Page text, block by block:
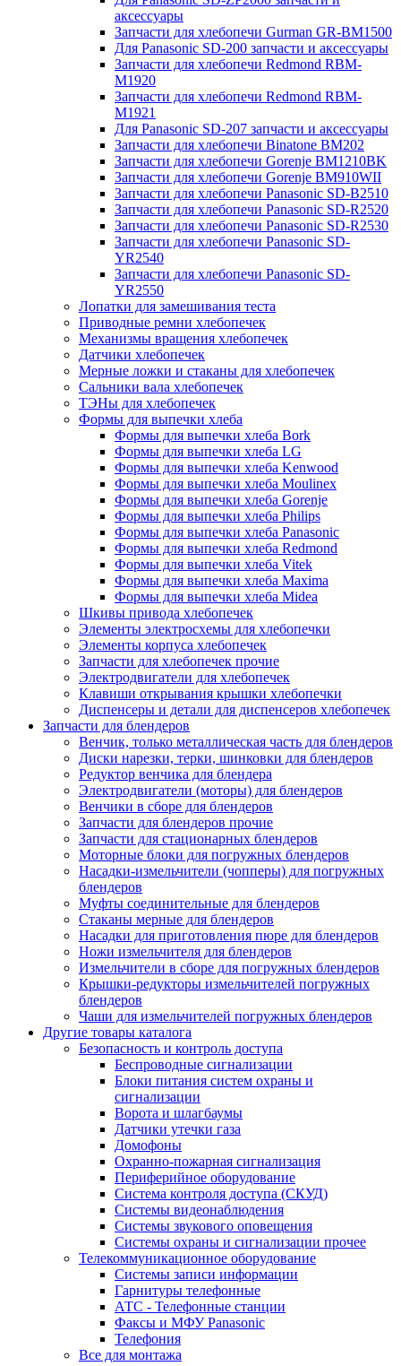
аксессуары
Запчасти для хлебопечи Gurman GR-BM1500
Для Panasonic SD-200 запчасти и аксессуары
Запчасти для хлебопечи Redmond RBM-
M1920
Запчасти для хлебопечи Redmond RBM-
M1921
Для Panasonic SD-207 запчасти и аксессуары
Запчасти для хлебопечи Binatone BM202
Запчасти для хлебопечи Gorenje BM1210BK
Запчасти для хлебопечи Gorenje BM910WII
Запчасти для хлебопечи Panasonic SD-B2510
Запчасти для хлебопечи Panasonic SD-R2520
Запчасти для хлебопечи Panasonic SD-R2530
Запчасти для хлебопечи Panasonic SD-
YR2540
Запчасти для хлебопечи Panasonic SD-
YR2550
Лопатки для замешивания теста
Приводные ремни хлебопечек
Механизмы вращения хлебопечек
Датчики хлебопечек
Мерные ложки и стаканы для хлебопечек
Сальники вала хлебопечек
ТЭНы для хлебопечек
Формы для выпечки хлеба
Формы для выпечки хлеба Bork
Формы для выпечки хлеба LG
Формы для выпечки хлеба Kenwood
Формы для выпечки хлеба Moulinex
Формы для выпечки хлеба Gorenje
Формы для выпечки хлеба Philips
Формы для выпечки хлеба Panasonic
Формы для выпечки хлеба Redmond
Формы для выпечки хлеба Vitek
Формы для выпечки хлеба Maxima
Формы для выпечки хлеба Midea
Шкивы привода хлебопечек
Элементы электросхемы для хлебопечки
Элементы корпуса хлебопечек
Запчасти для хлебопечек прочие
Электродвигатели для хлебопечек
Клавиши открывания крышки хлебопечки
Диспенсеры и детали для диспенсеров хлебопечек
Запчасти для блендеров
Венчик, только металлическая часть для блендеров
Диски нарезки, терки, шинковки для блендеров
Редуктор венчика для блендера
Электродвигатели (моторы) для блендеров
Венчики в сборе для блендеров
Запчасти для блендеров прочие
Запчасти для стационарных блендеров
Моторные блоки для погружных блендеров
Насадки-измельчители (чопперы) для погружных
блендеров
Муфты соединительные для блендеров
Стаканы мерные для блендеров
Насадки для приготовления пюре для блендеров
Ножи измельчителя для блендеров
Измельчители в сборе для погружных блендеров
Крышки-редукторы измельчителей погружных
блендеров
Чаши для измельчителей погружных блендеров
Другие товары каталога
Безопасность и контроль доступа
Беспроводные сигнализации
Блоки питания систем охраны и
сигнализации
Ворота и шлагбаумы
Датчики утечки газа
Домофоны
Охранно-пожарная сигнализация
Периферийное оборудование
Система контроля доступа (СКУД)
Системы видеонаблюдения
Системы звукового оповещения
Системы охраны и сигнализации прочее
Телекоммуникационное оборудование
Системы записи информации
Гарнитуры телефонные
АТС - Телефонные станции
Факсы и МФУ Panasonic
Телефония
Все для монтажа